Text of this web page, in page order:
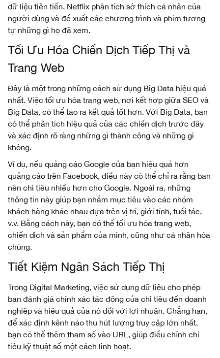
dữ liệu tiên tiến. Netflix phân tích sở thích cá nhân của
người dùng và đề xuất các chương trình và phim tương
tự những gì họ đã xem.
Tối Ưu Hóa Chiến Dịch Tiếp Thị và
Trang Web
Đây là một trong những cách sử dụng Big Data hiệu quả
nhất. Việc tối ưu hóa trang web, nơi kết hợp giữa SEO và
Big Data, có thể tạo ra kết quả tốt hơn. Với Big Data, bạn
có thể phân tích hiệu quả của các chiến dịch trước đây
và xác định rõ ràng những gì thành công và những gì
không.
Ví dụ, nếu quảng cáo Google của bạn hiệu quả hơn
quảng cáo trên Facebook, điều này có thể chỉ ra rằng bạn
nên chi tiêu nhiều hơn cho Google. Ngoài ra, những
thông tin này giúp bạn nhắm mục tiêu vào các nhóm
khách hàng khác nhau dựa trên vị trí, giới tính, tuổi tác,
v.v. Bằng cách này, bạn có thể tối ưu hóa trang web,
chiến dịch và sản phẩm của mình, cũng như cá nhân hóa
chúng.
Tiết Kiệm Ngân Sách Tiếp Thị
Trong Digital Marketing, việc sử dụng dữ liệu cho phép
bạn đánh giá chính xác tác động của chi tiêu đến doanh
nghiệp và hiệu quả của nó đối với lợi nhuận. Chẳng hạn,
để xác định kênh nào thu hút lượng truy cập lớn nhất,
bạn có thể thêm tham số vào URL, giúp điều chỉnh chi
tiêu kỹ thuật số một cách linh hoạt.